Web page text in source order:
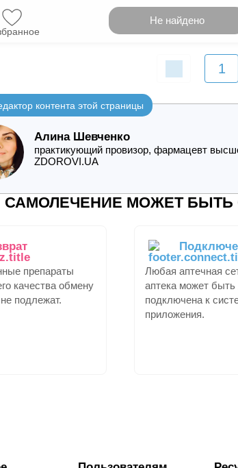
Не найдено
1
контента этой страницы
Алина Шевченко
практикующий провизор, фармацевт
ZDOROVI.UA
САМОЛЕЧЕНИЕ МОЖЕТ
препараты
качества обмену
подлежат.
Любая аптечная
аптека может быть
подключена к
приложения.